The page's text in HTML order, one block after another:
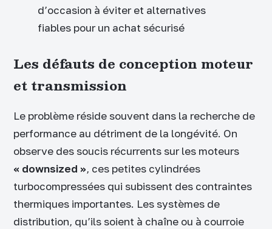
d’occasion à éviter et alternatives
fiables pour un achat sécurisé
Les défauts de conception moteur
et transmission
Le problème réside souvent dans la recherche de
performance au détriment de la longévité. On
observe des soucis récurrents sur les moteurs
« downsized », ces petites cylindrées
turbocompressées qui subissent des contraintes
thermiques importantes. Les systèmes de
distribution, qu’ils soient à chaîne ou à courroie